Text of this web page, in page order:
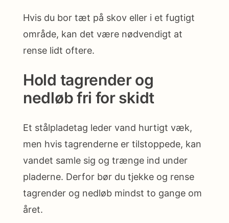
Hvis du bor tæt på skov eller i et fugtigt
område, kan det være nødvendigt at
rense lidt oftere.
Hold tagrender og
nedløb fri for skidt
Et stålpladetag leder vand hurtigt væk,
men hvis tagrenderne er tilstoppede, kan
vandet samle sig og trænge ind under
pladerne. Derfor bør du tjekke og rense
tagrender og nedløb mindst to gange om
året.